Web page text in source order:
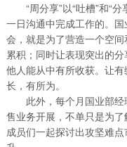
“周分享”以“吐槽”和“
一日沟通中完成工作的。
会，就是为了营造一个空
累积；同时让表现突出的
他人能从中有所收获。让
长，有所为。
此外，每个月国业部
售业务开展，不单只是为
成员们一起探讨出攻坚难